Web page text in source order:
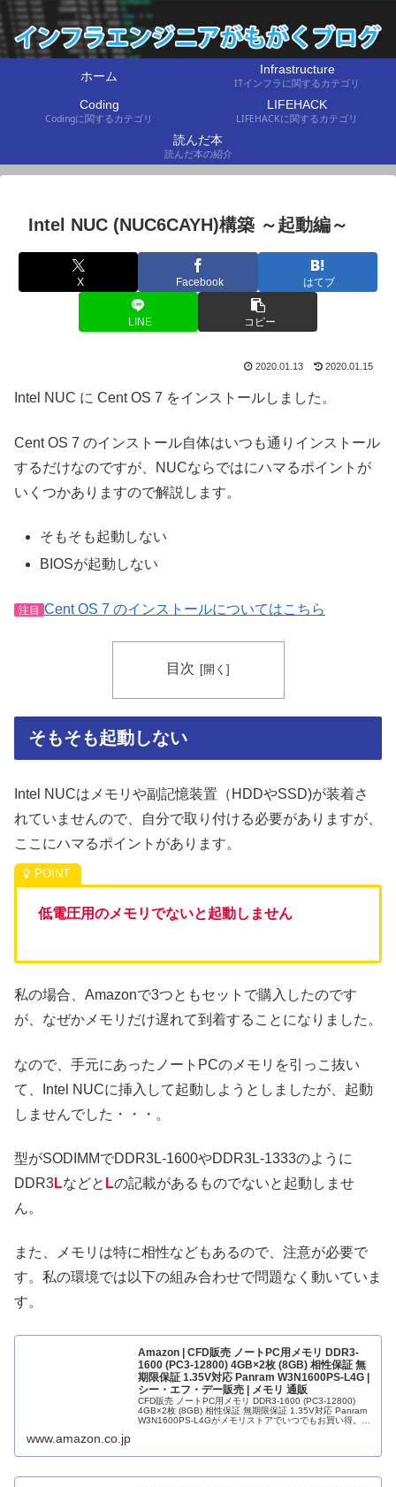
ホーム Infrastructure
ITインフラに関するカテゴリ
Coding
Codingに関するカテゴリ
LIFEHACK
LIFEHACKに関するカテゴリ
読んだ本
読んだ本の紹介
Intel NUC (NUC6CAYH)構築 ～起動編～
X Facebook はてブ
LINE コピー
2020.01.13 2020.01.15
Intel NUC に Cent OS 7 をインストールしました。
Cent OS 7 のインストール自体はいつも通りインストール
するだけなのですが、NUCならではにハマるポイントが
いくつかありますので解説します。
そもそも起動しない
BIOSが起動しない
注目 Cent OS 7 のインストールについてはこちら
目次
そもそも起動しない
Intel NUCはメモリや副記憶装置（HDDやSSD)が装着さ
れていませんので、自分で取り付ける必要がありますが、
ここにハマるポイントがあります。
低電圧用のメモリでないと起動しません
私の場合、Amazonで3つともセットで購入したのです
が、なぜかメモリだけ遅れて到着することになりました。
なので、手元にあったノートPCのメモリを引っこ抜い
て、Intel NUCに挿入して起動しようとしましたが、起動
しませんでした・・・。
型がSODIMMでDDR3L-1600やDDR3L-1333のように
DDR3Lなどと Lの記載があるものでないと起動しませ
ん。
また、メモリは特に相性などもあるので、注意が必要で
す。私の環境では以下の組み合わせで問題なく動いていま
す。
Amazon | CFD販売 ノートPC用メモリ DDR3-
1600 (PC3-12800) 4GB×2枚 (8GB) 相性保証 無
期限保証 1.35V対応 Panram W3N1600PS-L4G |
シー・エフ・デー販売 | メモリ 通販
CFD販売 ノートPC用メモリ DDR3-1600 (PC3-12800)
4GB×2枚 (8GB) 相性保証 無期限保証 1.35V対応 Panram
W3N1600PS-L4Gがメモリストアでいつでもお買い得。当
www.amazon.co.jp